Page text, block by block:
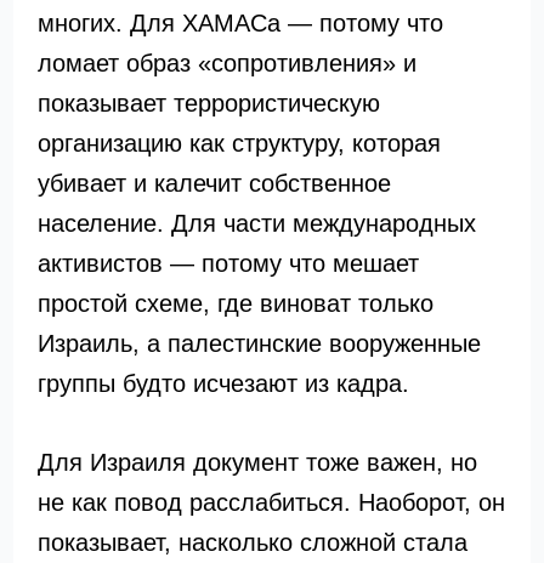
многих. Для ХАМАСа — потому что
ломает образ «сопротивления» и
показывает террористическую
организацию как структуру, которая
убивает и калечит собственное
население. Для части международных
активистов — потому что мешает
простой схеме, где виноват только
Израиль, а палестинские вооруженные
группы будто исчезают из кадра.
Для Израиля документ тоже важен, но
не как повод расслабиться. Наоборот, он
показывает, насколько сложной стала